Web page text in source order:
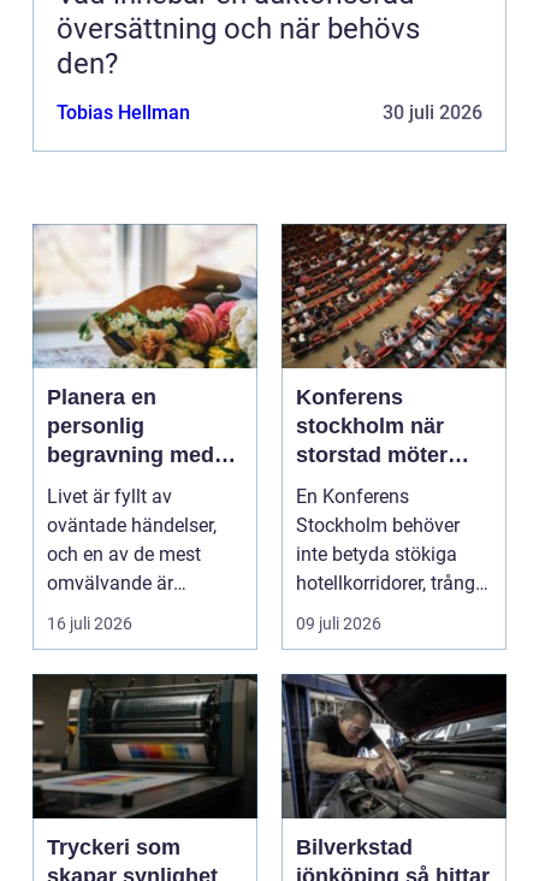
översättning och när behövs
den?
Tobias Hellman 30 juli 2026
Planera en
personlig
begravning med
hjälp av en
begravningsbyrå
Livet är fyllt av
oväntade händelser,
och en av de mest
omvälvande är
n&aum...
16 juli 2026
Konferens
stockholm när
storstad möter
rofylld landsbygd
En Konferens
Stockholm behöver
inte betyda stökiga
hotellkorridorer, trånga
mötesrum och brus
från c...
09 juli 2026
Tryckeri som
Bilverkstad